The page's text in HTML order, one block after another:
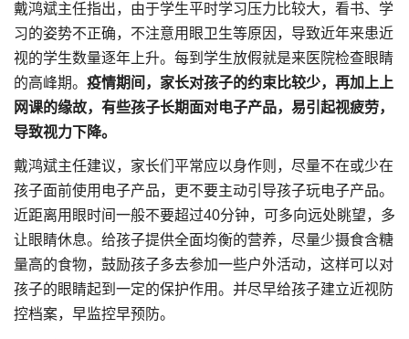
戴鸿斌主任指出，由于学生平时学习压力比较大，看书、学
习的姿势不正确，不注意用眼卫生等原因，导致近年来患近
视的学生数量逐年上升。每到学生放假就是来医院检查眼睛
的高峰期。 疫情期间，家长对孩子的约束比较少，再加上上
网课的缘故，有些孩子长期面对电子产品，易引起视疲劳，
导致视力下降。
戴鸿斌主任建议，家长们平常应以身作则，尽量不在或少在
孩子面前使用电子产品，更不要主动引导孩子玩电子产品。
近距离用眼时间一般不要超过40分钟，可多向远处眺望，多
让眼睛休息。给孩子提供全面均衡的营养，尽量少摄食含糖
量高的食物，鼓励孩子多去参加一些户外活动，这样可以对
孩子的眼睛起到一定的保护作用。并尽早给孩子建立近视防
控档案，早监控早预防。